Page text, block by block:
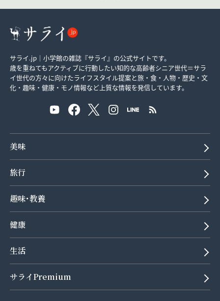
サライ.jp｜小学館の雑誌『サライ』の公式サイトです。
歳を重ねてもアクティブに行動したい知的な高齢者シニア世代＝サラ
イ世代の方々に向けたライフスタイル提案と旅・食・人物・歴史・文
化・趣味・健康・モノ情報など上質な情報を発信しています。
美味
旅行
趣味･教養
健康
生活
サライPremium